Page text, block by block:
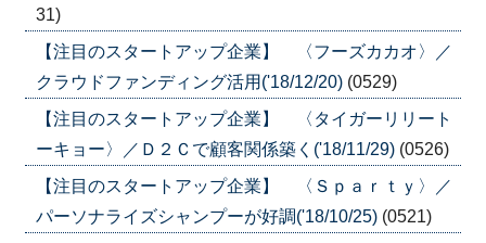
31)
【注目のスタートアップ企業】 〈フーズカカオ〉／
クラウドファンディング活用('18/12/20) (0529)
【注目のスタートアップ企業】 〈タイガーリリート
ーキョー〉／Ｄ２Ｃで顧客関係築く('18/11/29) (0526)
【注目のスタートアップ企業】 〈Ｓｐａｒｔｙ〉／
パーソナライズシャンプーが好調('18/10/25) (0521)